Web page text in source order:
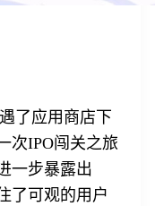
了应用商店下
次IPO闯关之旅
一步暴露出
了可观的用户